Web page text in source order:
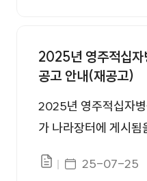
2025년 영주적십자
공고 안내(재공고)
2025년 영주적십자
가 나라장터에 게시됨
파일있음게시일자
25-07-25